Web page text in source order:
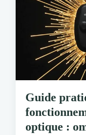
Guide
optique :